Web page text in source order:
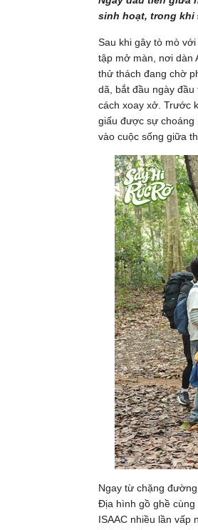
sinh hoạt, trong khi
Sau khi gây tò mò
tập mở màn, nơi dàn
thử thách đang chờ
dã, bắt đầu ngày
cách xoay xở. Trước
giấu được sự choáng
vào cuộc sống giữa
Ngay từ chặng
Địa hình gồ ghề cùng
ISAAC nhiều lần vấp